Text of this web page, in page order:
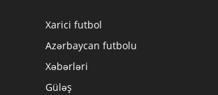
Xarici futbol
Azərbaycan futbolu
Xəbərləri
Güləş